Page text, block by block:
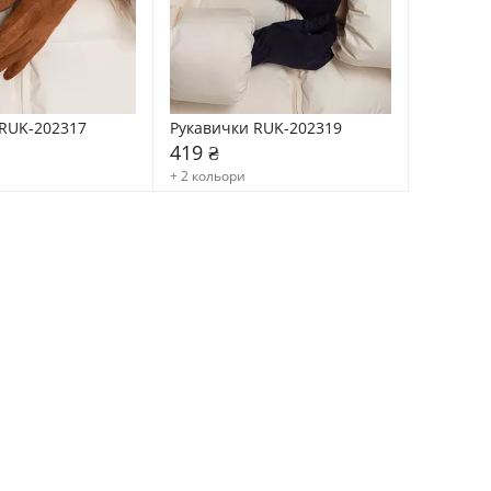
202317 Рукавички RUK-202319
419 ₴
+ 2 кольори